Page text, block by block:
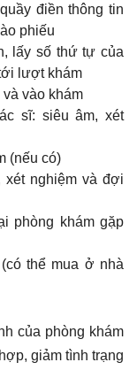
điền thông tin
phiếu
lấy số thứ tự của
lượt khám
vào khám
sĩ: siêu âm, xét
(nếu có)
xét nghiệm và đợi
phòng khám gặp
thể mua ở nhà
của phòng khám
giảm tình trạng